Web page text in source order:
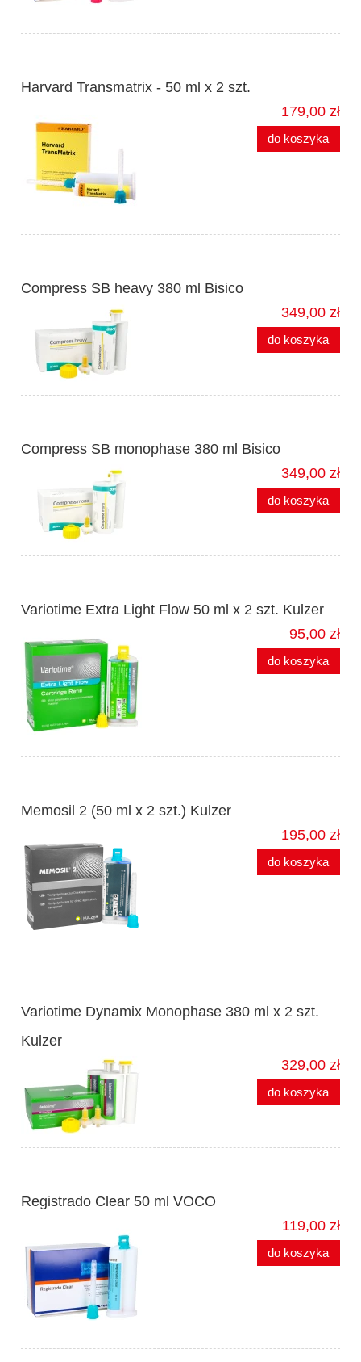
Harvard Transmatrix - 50 ml x 2 szt.
179,00 zł
do koszyka
Compress SB heavy 380 ml Bisico
349,00 zł
do koszyka
Compress SB monophase 380 ml Bisico
349,00 zł
do koszyka
Variotime Extra Light Flow 50 ml x 2 szt. Kulzer
95,00 zł
do koszyka
Memosil 2 (50 ml x 2 szt.) Kulzer
195,00 zł
do koszyka
Variotime Dynamix Monophase 380 ml x 2 szt.
Kulzer
329,00 zł
do koszyka
Registrado Clear 50 ml VOCO
119,00 zł
do koszyka